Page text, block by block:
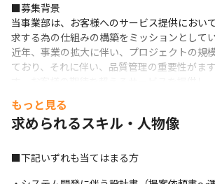
■募集背景
当事業部は、お客様へのサービス提供におい
求する為の仕組みの構築をミッションとしてい
近年、事業の拡大に伴い、プロジェクトの規
ており、それに伴い、品質管理の重要性がま
た開発体制を構築し、全社的に品質意識を統
ります。
る品質基準の標準化を推進する品質保証エン
もっと見る
求められるスキル・人物像
■下記いずれも当てはまる方